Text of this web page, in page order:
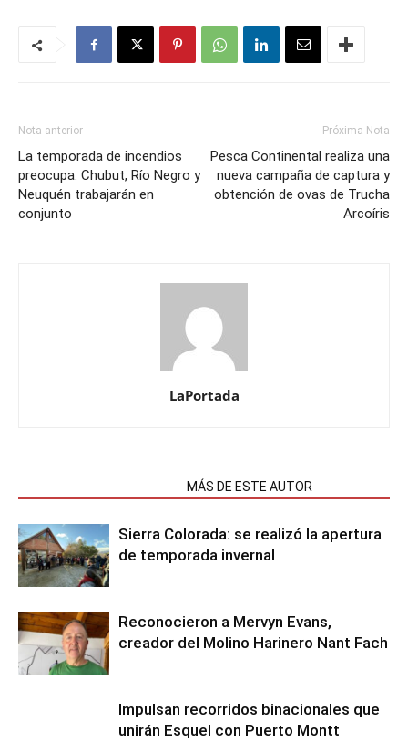
Nota anterior
La temporada de incendios
preocupa: Chubut, Río Negro y
Neuquén trabajarán en
conjunto
Próxima Nota
Pesca Continental realiza una
nueva campaña de captura y
obtención de ovas de Trucha
Arcoíris
LaPortada
MÁS DE ESTE AUTOR
Sierra Colorada: se realizó la apertura
de temporada invernal
Reconocieron a Mervyn Evans,
creador del Molino Harinero Nant Fach
Impulsan recorridos binacionales que
unirán Esquel con Puerto Montt